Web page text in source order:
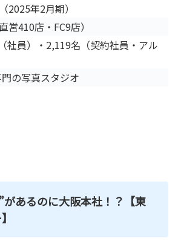
2025年2月期）
営410店・FC9店）
社員）・2,119名（契約社員・アル
の写真スタジオ
があるのに大阪本社！？【東